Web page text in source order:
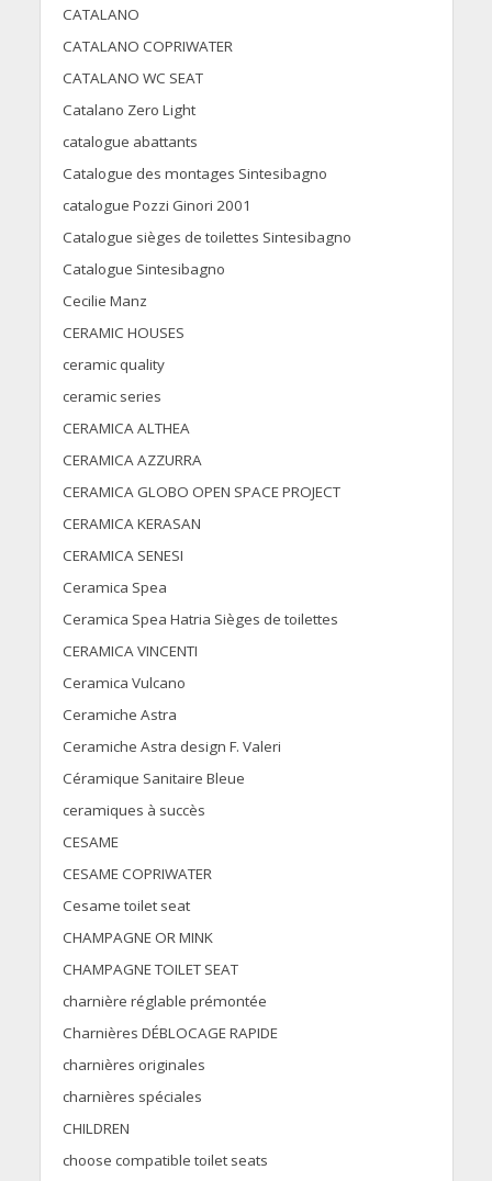
CATALANO
CATALANO COPRIWATER
CATALANO WC SEAT
Catalano Zero Light
catalogue abattants
Catalogue des montages Sintesibagno
catalogue Pozzi Ginori 2001
Catalogue sièges de toilettes Sintesibagno
Catalogue Sintesibagno
Cecilie Manz
CERAMIC HOUSES
ceramic quality
ceramic series
CERAMICA ALTHEA
CERAMICA AZZURRA
CERAMICA GLOBO OPEN SPACE PROJECT
CERAMICA KERASAN
CERAMICA SENESI
Ceramica Spea
Ceramica Spea Hatria Sièges de toilettes
CERAMICA VINCENTI
Ceramica Vulcano
Ceramiche Astra
Ceramiche Astra design F. Valeri
Céramique Sanitaire Bleue
ceramiques à succès
CESAME
CESAME COPRIWATER
Cesame toilet seat
CHAMPAGNE OR MINK
CHAMPAGNE TOILET SEAT
charnière réglable prémontée
Charnières DÉBLOCAGE RAPIDE
charnières originales
charnières spéciales
CHILDREN
choose compatible toilet seats